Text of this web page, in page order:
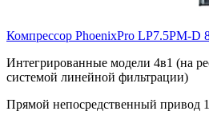
Компрессор PhoenixPro LP7.5PM-D
Интегрированные модели 4в1 (на
системой линейной фильтрации)
Прямой непосредственный привод